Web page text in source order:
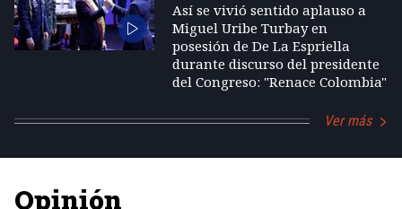
Así se vivió sentido aplauso a
Miguel Uribe Turbay en
posesión de De La Espriella
durante discurso del presidente
del Congreso: "Renace Colombia"
Ver más
Opinión